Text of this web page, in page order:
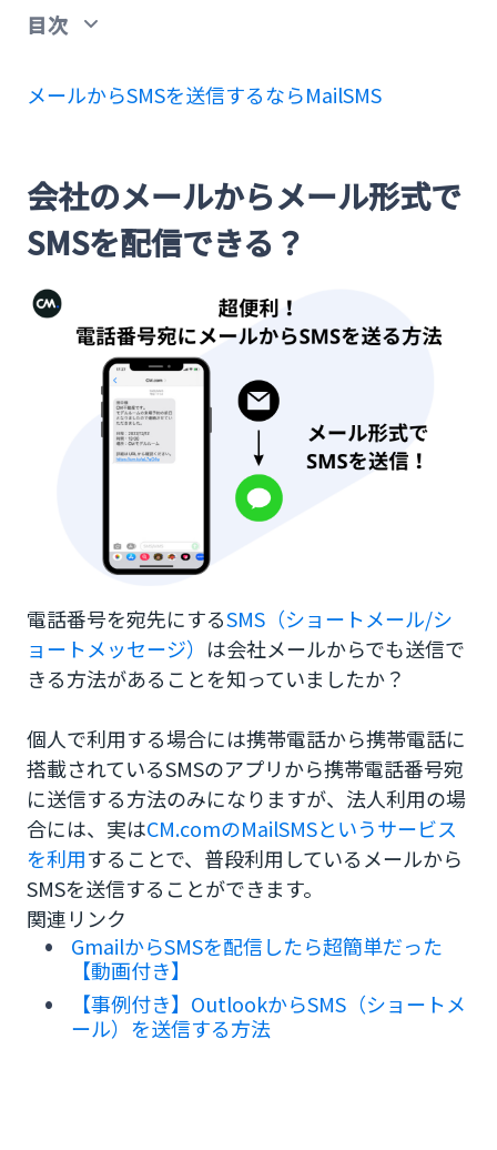
目次
会社のメールからメール形式でSMSを配信でき
る？
を送信する方法
会社で利用しているメールソフトからSMSを送信
する手順
2.チャージをする
3.管理画面にログインし、SMSを送りたいメール
アドレスを登録
メールソフトからSMS送信ができる、MailSMSが
1.使い慣れたメールソフトを使うので使いやすい
3.関連サービスとの併用でやりたいことができる
電話番号宛に会社メールからメールでSMSを送る
メールからSMSを送信するならMailSMS
会社のメールからメール形式で
SMSを配信できる？
電話番号を宛先にするSMS（ショートメール/シ
ョートメッセージ） は会社メールからでも送信で
きる方法があることを知っていましたか？
個人で利用する場合には携帯電話から携帯電話に
搭載されているSMSのアプリから携帯電話番号宛
に送信する方法のみになりますが、法人利用の場
合には、実はCM.comのMailSMSというサービス
を利用することで、普段利用しているメールから
SMSを送信することができます。
関連リンク
GmailからSMSを配信したら超簡単だった
【動画付き】
【事例付き】OutlookからSMS（ショートメ
ール）を送信する方法